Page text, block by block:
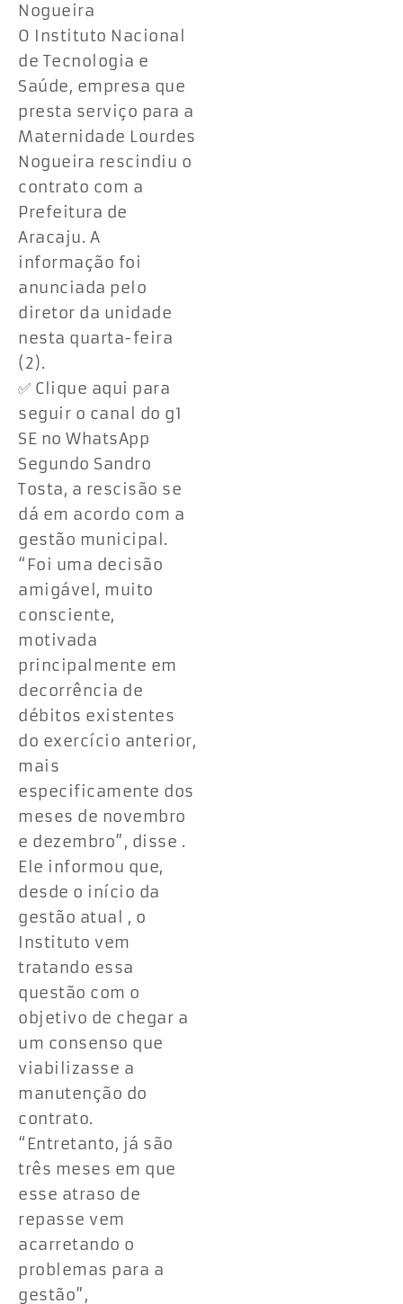
Nogueira
O Instituto Nacional
de Tecnologia e
Saúde, empresa que
presta serviço para a
Maternidade Lourdes
Nogueira rescindiu o
contrato com a
Prefeitura de
Aracaju. A
informação foi
anunciada pelo
diretor da unidade
nesta quarta-feira
(2).
✅ Clique aqui para
seguir o canal do g1
SE no WhatsApp
Segundo Sandro
Tosta, a rescisão se
dá em acordo com a
gestão municipal.
“Foi uma decisão
amigável, muito
consciente,
motivada
principalmente em
decorrência de
débitos existentes
do exercício anterior,
mais
especificamente dos
meses de novembro
e dezembro”, disse .
Ele informou que,
desde o início da
gestão atual , o
Instituto vem
tratando essa
questão com o
objetivo de chegar a
um consenso que
viabilizasse a
manutenção do
contrato.
“Entretanto, já são
três meses em que
esse atraso de
repasse vem
acarretando o
problemas para a
gestão”,